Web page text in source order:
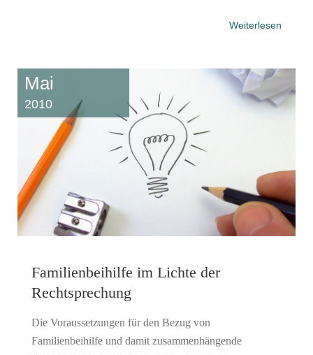
Weiterlesen
Mai
2010
Familienbeihilfe im Lichte der
Rechtsprechung
Die Voraussetzungen für den Bezug von
Familienbeihilfe und damit zusammenhängende